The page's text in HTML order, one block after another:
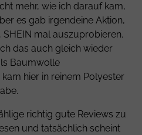
mehr, wie ich darauf kam,
es gab irgendeine Aktion,
mal auszuprobieren.
das auch gleich wieder
Baumwolle
hier in reinem Polyester
richtig gute Reviews zu
und tatsächlich scheint